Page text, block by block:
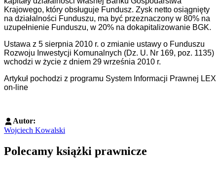
Krajowego, który obsługuje Fundusz. Zysk netto osiągnięty
na działalności Funduszu, ma być przeznaczony w 80% na
uzupełnienie Funduszu, w 20% na dokapitalizowanie BGK.
Ustawa z 5 sierpnia 2010 r. o zmianie ustawy o Funduszu
Rozwoju Inwestycji Komunalnych (Dz. U. Nr 169, poz. 1135)
wchodzi w życie z dniem 29 września 2010 r.
Artykuł pochodzi z programu System Informacji Prawnej LEX
on-line
Autor:
Wojciech Kowalski
Polecamy książki prawnicze